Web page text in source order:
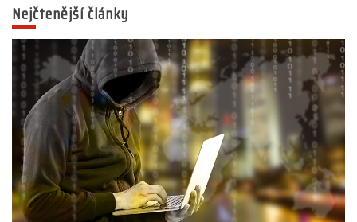
Nejčtenější články